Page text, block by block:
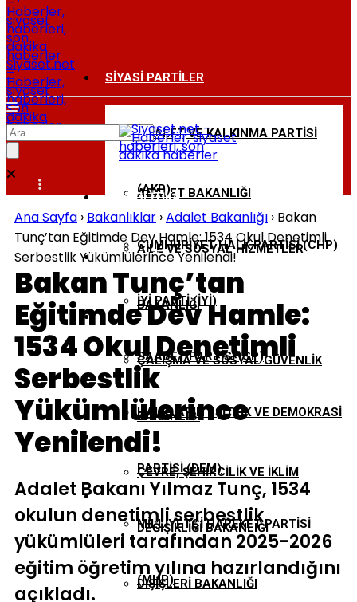
Siyaset.net
–
Haberler,
siyaset
haberleri,
son
dakika
haberler
SIYASI PARTILER
ADALET VE KALKINMA PARTISI
(AKP)
CUMHURIYET HALK PARTISI (CHP)
İYI PARTI (İYİ)
SAADET PARTISI (SP)
HALKLARIN EŞITLIK VE DEMOKRASI
PARTISI (DEM)
MILLIYETÇI HAREKET PARTISI
(MHP)
BAKANLIKLAR
ADALET BAKANLIĞI
AILE VE SOSYAL HIZMETLER
BAKANLIĞI
ÇALIŞMA VE SOSYAL GÜVENLIK
BAKANLIĞI
ÇEVRE, ŞEHIRCILIK VE İKLIM
DEĞIŞIKLIĞI BAKANLIĞI
DIŞIŞLERI BAKANLIĞI
DIŞ POLITIKA
EKONOMI
GÜNDEM
TBMM
YEREL YÖNETIMLER
Ana Sayfa › Bakanlıklar ›Adalet Bakanlığı › Bakan
Tunç’tan Eğitimde Dev Hamle: 1534 Okul Denetimli
Serbestlik Yükümlülerince Yenilendi!
Bakan Tunç’tan
Eğitimde Dev Hamle:
1534 Okul Denetimli
Serbestlik
Yükümlülerince
Yenilendi!
Adalet Bakanı Yılmaz Tunç, 1534
okulun denetimli serbestlik
yükümlüleri tarafından 2025-2026
eğitim öğretim yılına hazırlandığını
açıkladı.